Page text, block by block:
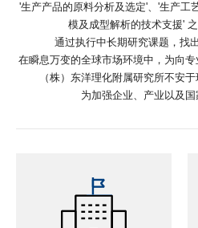
'生产产品的原料分析及选定'、'生产工
模及成型解析的技术支援'
通过执行中长期研究课题，找
在瞬息万变的全球市场环境中，为向专
（株）东洋理化附属研究所不安
为加强企业、产业以及国